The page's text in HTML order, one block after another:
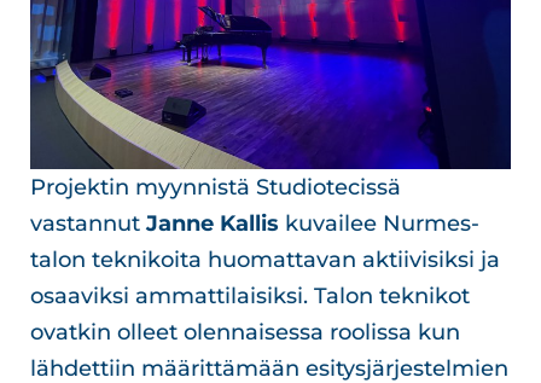
Projektin myynnistä Studiotecissä
vastannutJanne Kallis kuvailee Nurmes-
talon teknikoita huomattavan aktiivisiksi ja
osaaviksi ammattilaisiksi. Talon teknikot
ovatkin olleet olennaisessa roolissa kun
lähdettiin määrittämään esitysjärjestelmien